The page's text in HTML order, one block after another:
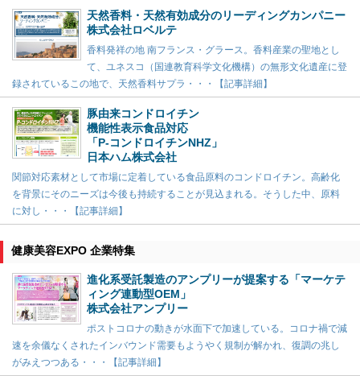
天然香料・天然有効成分のリーディングカンパニー
株式会社ロベルテ
香料発祥の地 南フランス・グラース。香料産業の聖地とし
て、ユネスコ（国連教育科学文化機構）の無形文化遺産に登
録されているこの地で、天然香料サプラ・・・【記事詳細】
豚由来コンドロイチン
機能性表示食品対応
「P-コンドロイチンNHZ」
日本ハム株式会社
関節対応素材として市場に定着している食品原料のコンドロイチン。高齢化
を背景にそのニーズは今後も持続することが見込まれる。そうした中、原料
に対し・・・【記事詳細】
健康美容EXPO 企業特集
進化系受託製造のアンプリーが提案する「マーケテ
ィング連動型OEM」
株式会社アンプリー
ポストコロナの動きが水面下で加速している。コロナ禍で減
速を余儀なくされたインバウンド需要もようやく規制が解かれ、復調の兆し
がみえつつある・・・【記事詳細】